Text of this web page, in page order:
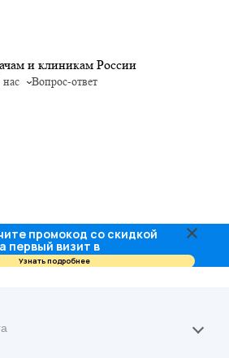
и клиникам России
Вопрос-ответ
промокод со скидкой
первый визит в
Узнать подробнее